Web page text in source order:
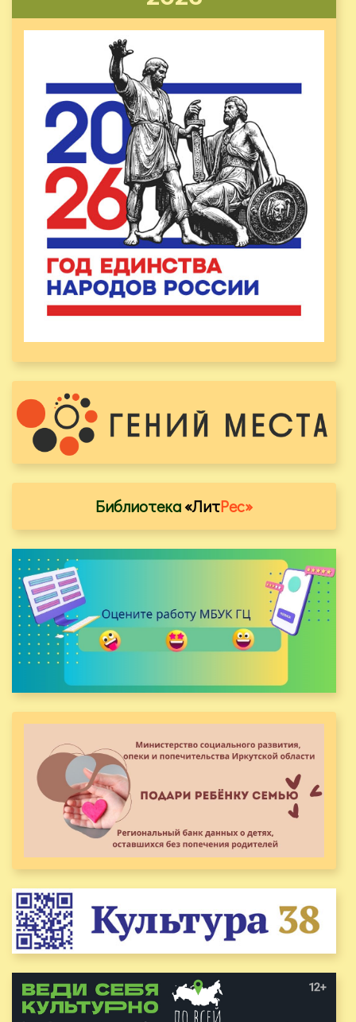
Библиотека«ЛитРес»